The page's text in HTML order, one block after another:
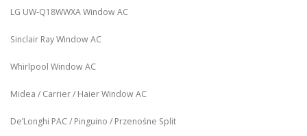
LG UW‑Q18WWXA Window AC
Sinclair Ray Window AC
Whirlpool Window AC
Midea / Carrier / Haier Window AC
De’Longhi PAC / Pinguino / Przenośne Split